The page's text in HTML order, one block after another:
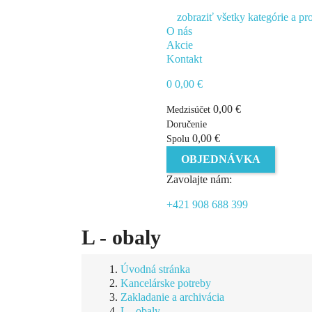
zobraziť všetky kategórie a
O nás
Akcie
Kontakt
0 0,00 €
Medzisúčet 0,00 €
Doručenie
Spolu 0,00 €
OBJEDNÁVKA
Zavolajte nám:
+421 908 688 399
L - obaly
Úvodná stránka
Kancelárske potreby
Zakladanie a archivácia